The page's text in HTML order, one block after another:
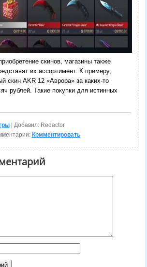
скинов, магазины также
их ассортимент. К примеру,
скин AKR 12 «Аврора» за каких-то
рублей. Такие покупки для истинных
| Добавил: Redactor
Комментировать